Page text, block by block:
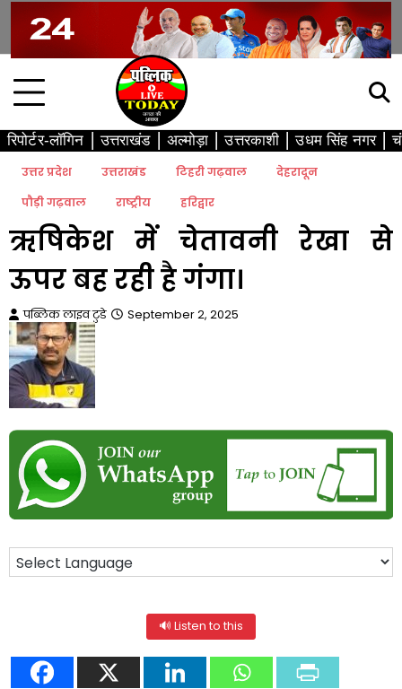
content
रिपोर्टर-लॉगिन उत्तराखंड अल्मोड़ा उत्तरकाशी उधम सिंह नगर
उत्तर प्रदेश उत्तराखंड टिहरी गढ़वाल
देहरादून
पौड़ी गढ़वाल
राष्ट्रीय हरिद्वार
ऋषिकेश में चेतावनी रेखा से
ऊपर बह रही है गंगा।
पब्लिक लाइव टुडे September 2, 2025
🔊 Listen to this